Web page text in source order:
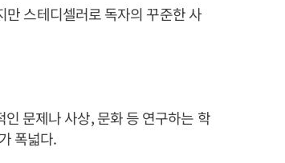
스테디셀러로 독자의 꾸준한 사
문제나 사상, 문화 등 연구하는 학
폭넓다.